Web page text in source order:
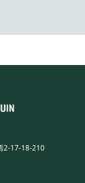
17-18-210